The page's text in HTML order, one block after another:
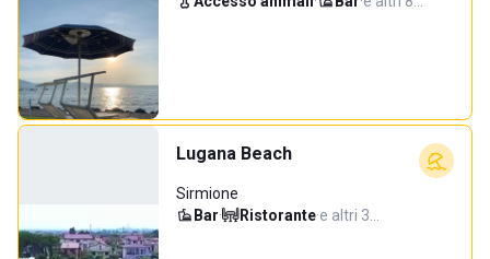
Lugana Beach
Sirmione
Bar· Ristorante·e altri 3…